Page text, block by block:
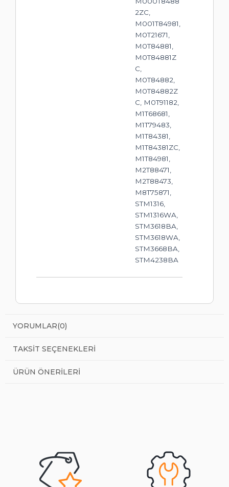
2ZC,
M001T84981,
M0T21671,
M0T84881,
M0T84881Z
C,
M0T84882,
M0T84882Z
C, M0T91182,
M1T68681,
M1T79483,
M1T84381,
M1T84381ZC,
M1T84981,
M2T88471,
M2T88473,
M8T75871,
STM1316,
STM1316WA,
STM3618BA,
STM3618WA,
STM3668BA,
STM4238BA
YORUMLAR(0)
TAKSIT SEÇENEKLERI
ÜRÜN ÖNERILERI